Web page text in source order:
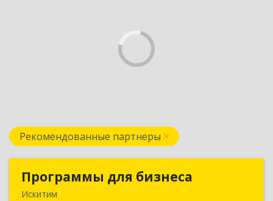
Рекомендованные партнеры
Программы для бизнеса
Искитим
Программы для бизнеса